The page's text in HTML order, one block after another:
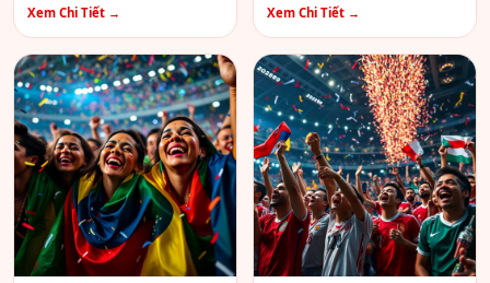
Xem Chi Tiết →
Xem Chi Tiết →